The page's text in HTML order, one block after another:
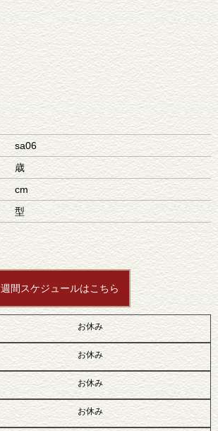
sa06
歳
cm
型
週間スケジュールはこちら
お休み
お休み
お休み
お休み